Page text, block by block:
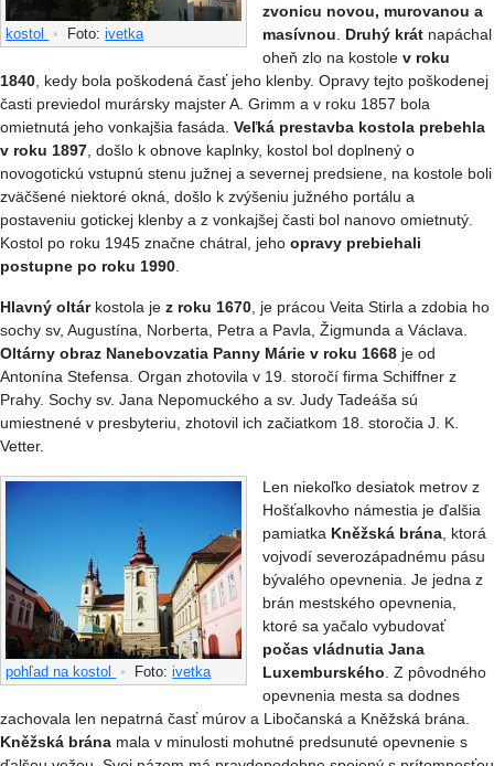
kostol • Foto:ivetka
zvonicu novou, murovanou a
masívnou
Druhý krát napáchal
oheň zlo na kostolev roku
1840 , kedy bola poškodená časť jeho klenby. Opravy tejto poškodenej
časti previedol murársky majster A. Grimm a v roku 1857 bola
omietnutá jeho vonkajšia fasáda. Veľká prestavba kostola prebehla
v roku 1897 , došlo k obnove kaplnky, kostol bol doplnený o
novogotickú vstupnú stenu južnej a severnej predsiene, na kostole boli
zväčšené niektoré okná, došlo k zvýšeniu južného portálu a
postaveniu gotickej klenby a z vonkajšej časti bol nanovo omietnutý.
Kostol po roku 1945 značne chátral, jeho opravy prebiehali
postupne po roku 1990
Hlavný oltárkostola je z roku 1670 , je prácou Veita Stirla a zdobia ho
sochy sv, Augustína, Norberta, Petra a Pavla, Žigmunda a Václava.
Oltárny obraz Nanebovzatia Panny Márie v roku 1668 je od
Antonína Stefensa. Organ zhotovila v 19. storočí firma Schiffner z
Prahy. Sochy sv. Jana Nepomuckého a sv. Judy Tadeáša sú
umiestnené v presbyteriu, zhotovil ich začiatkom 18. storočia J. K.
Vetter.
pohľad na kostol • Foto:ivetka
Len niekoľko desiatok metrov z
Hošťalkovho námestia je ďalšia
pamiatka Kněžská brána , ktorá
vojvodí severozápadnému pásu
bývalého opevnenia. Je jedna z
brán mestského opevnenia,
ktoré sa yačalo vybudovať
počas vládnutia Jana
Luxemburského . Z pôvodného
opevnenia mesta sa dodnes
zachovala len nepatrná časť múrov a Libočanská a Kněžská brána.
Kněžská brána mala v minulosti mohutné predsunuté opevnenie s